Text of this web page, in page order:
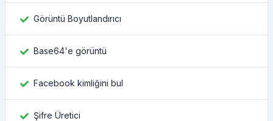
Görüntü Boyutlandırıcı
Base64'e görüntü
Facebook kimliğini bul
Şifre Üretici